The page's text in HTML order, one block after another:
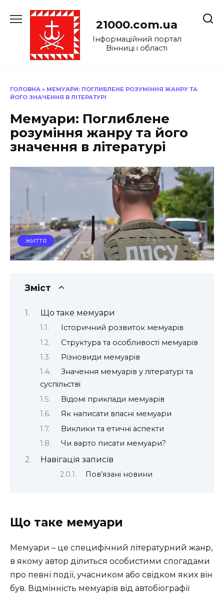
до
21000.com.ua
Інформаційний портал
Вінниці і області
ГОЛОВНА » МЕМУАРИ: ПОГЛИБЛЕНЕ РОЗУМІННЯ ЖАНРУ ТА
ЙОГО ЗНАЧЕННЯ В ЛІТЕРАТУРІ
Мемуари: Поглиблене
розуміння жанру та його
значення в літературі
ЖИТТЯ
Зміст
Що таке мемуари
Історичний розвиток мемуарів
Структура та особливості мемуарів
Різновиди мемуарів
Значення мемуарів у літературі та
суспільстві
Відомі приклади мемуарів
Як написати власні мемуари
Виклики та етичні аспекти
Чи варто писати мемуари?
Навігація записів
Пов’язані новини
Що таке мемуари
Мемуари – це специфічний літературний жанр,
в якому автор ділиться особистими спогадами
про певні події, учасником або свідком яких він
був. Відмінність мемуарів від автобіографії